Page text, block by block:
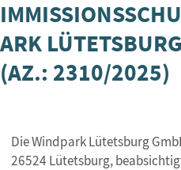
ARK
(AZ.: 2310/2025)
Die Windpark Lütetsburg
26524 Lütetsburg,